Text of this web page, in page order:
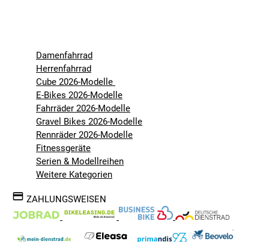
Damenfahrrad
Herrenfahrrad
Cube 2026-Modelle
E-Bikes 2026-Modelle
Fahrräder 2026-Modelle
Gravel Bikes 2026-Modelle
Rennräder 2026-Modelle
Fitnessgeräte
Serien & Modellreihen
Weitere Kategorien
ZAHLUNGSWEISEN